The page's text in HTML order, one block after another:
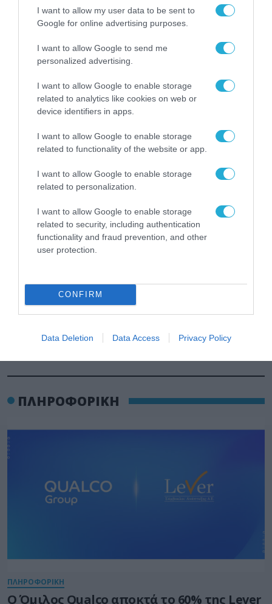
I want to allow my user data to be sent to
Google for online advertising purposes.
I want to allow Google to send me
personalized advertising.
I want to allow Google to enable storage
related to analytics like cookies on web or
device identifiers in apps.
I want to allow Google to enable storage
related to functionality of the website or app.
I want to allow Google to enable storage
related to personalization.
I want to allow Google to enable storage
related to security, including authentication
functionality and fraud prevention, and other
user protection.
CONFIRM
Data Deletion Data Access Privacy Policy
δεν είναι απλώς μια
νέα τεχνολογία, είναι
μια νέα βιομηχανική
επανάσταση»
31.07.2026
Νέος οδηγός του ΕΚΤ
για τη χρηματοδότηση
επιχειρήσεων στον
χώρο της άμυνας
βαλίτσα του φετινού
καλοκαιριού έχει την
ΟΛΗ Η ΡΟΗ ΕΙΔΗΣΕΩΝ
ΠΛΗΡΟΦΟΡΙΚΗ
ΠΛΗΡΟΦΟΡΙΚΗ
Ο Όμιλος Qualco αποκτά το 60% της Lever